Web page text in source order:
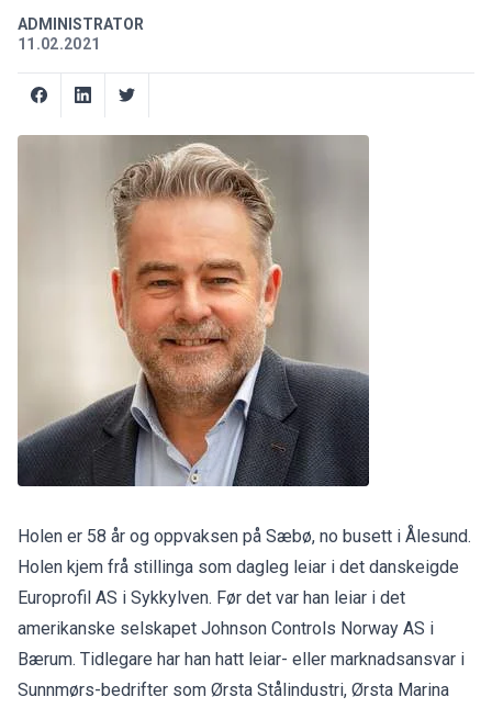
ADMINISTRATOR
11.02.2021
Holen er 58 år og oppvaksen på Sæbø, no busett i Ålesund.
Holen kjem frå stillinga som dagleg leiar i det danskeigde
Europrofil AS i Sykkylven. Før det var han leiar i det
amerikanske selskapet Johnson Controls Norway AS i
Bærum. Tidlegare har han hatt leiar- eller marknadsansvar i
Sunnmørs-bedrifter som Ørsta Stålindustri, Ørsta Marina